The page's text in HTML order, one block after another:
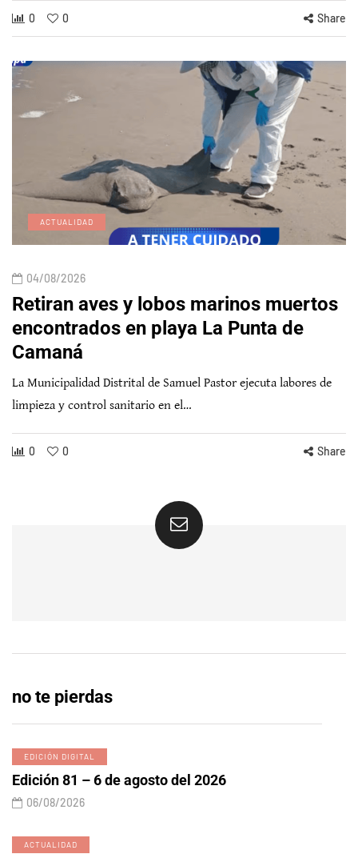
0 0 Share
ACTUALIDAD
04/08/2026
Retiran aves y lobos marinos muertos
encontrados en playa La Punta de
Camaná
La Municipalidad Distrital de Samuel Pastor ejecuta labores de
limpieza y control sanitario en el…
0 0 Share
no te pierdas
EDICIÓN DIGITAL
Edición 81 – 6 de agosto del 2026
06/08/2026
ACTUALIDAD